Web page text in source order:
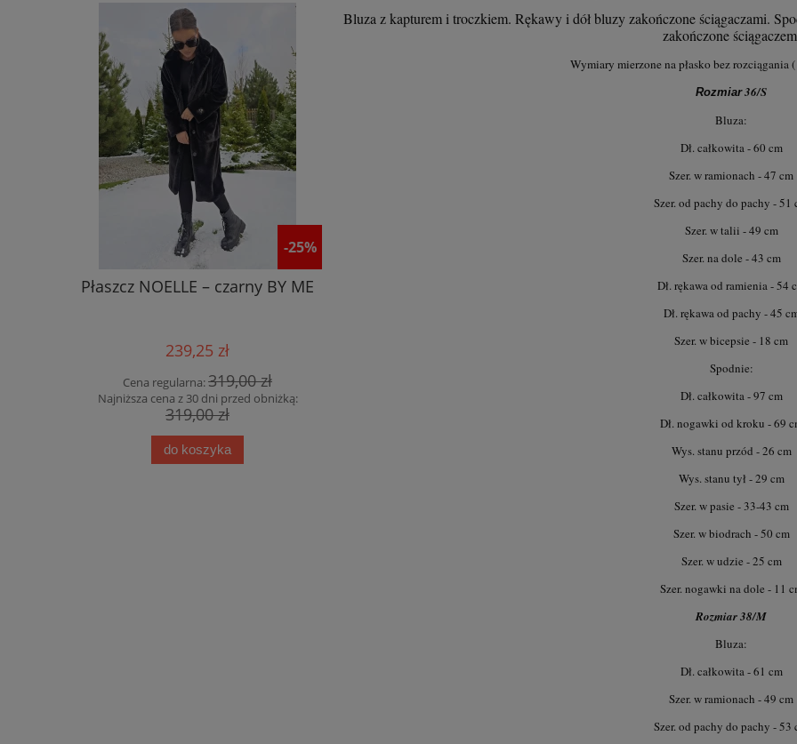
-25%
Płaszcz NOELLE – czarny BY ME
239,25 zł
Cena regularna:319,00 zł
Najniższa cena z 30 dni przed obniżką:
319,00 zł
do koszyka
Welurowy Komplet LAURA
114,50 zł
229,00 zł
Najniższa cena z 30 dni przed obniżką:
do koszyka
Bluza z kapturem i troczkiem. Rękawy i dół bluzy zakończone ściągaczami.
zakończone
Wymiary mierzone na płasko bez rozciągania
Rozmiar 36/S
Bluza:
Dł. całkowita - 60 cm
Szer. w ramionach - 47 cm
Szer. od pachy do pachy - 51
Szer. w talii - 49 cm
Szer. na dole - 43 cm
Dł. rękawa od ramienia - 54
Dł. rękawa od pachy - 45
Szer. w bicepsie - 18 cm
Spodnie:
Dł. całkowita - 97 cm
Dł. nogawki od kroku - 69
Wys. stanu przód - 26 cm
Wys. stanu tył - 29 cm
Szer. w pasie - 33-43 cm
Szer. w biodrach - 50 cm
Szer. w udzie - 25 cm
Szer. nogawki na dole - 11
Rozmiar 38/M
Bluza:
Dł. całkowita - 61 cm
Szer. w ramionach - 49 cm
Szer. od pachy do pachy - 53